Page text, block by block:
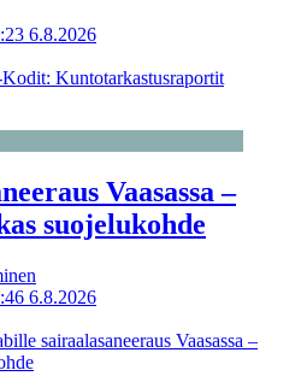
6.8.2026
Kuntotarkastusraportit
Vaasassa –
suojelukohde
6.8.2026
sairaalasaneeraus Vaasassa –